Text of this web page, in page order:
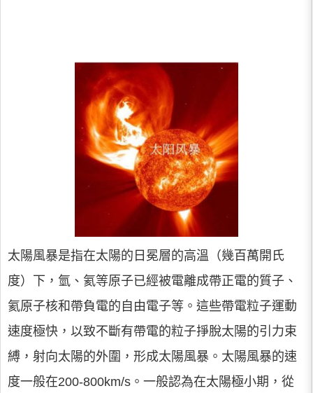
太陽風暴是指在太陽的日冕層的高溫（幾百萬開氏
度）下，氫、氦等原子已經被電離成帶正電的質子、
氦原子核和帶負電的自由電子等。這些帶電粒子運動
速度極快，以致不斷有帶電的粒子掙脫太陽的引力束
縛，射向太陽的外圍，形成太陽風暴。太陽風暴的速
度一般在200-800km/s。一般認為在太陽極小期，從